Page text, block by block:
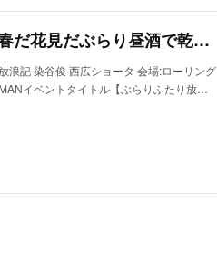
ぶらりふたり放浪記単独公演〜春だ花見だぶらり昼酒で乾杯〜
浪記 染谷俊 西広ショータ 会場:ローリング
イベントタイトル【ぶらりふたり放…